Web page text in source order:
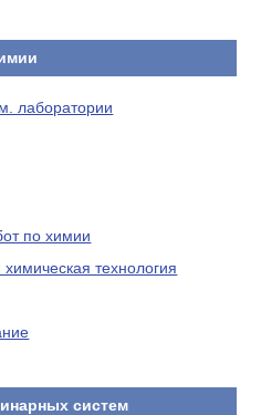
лаборатории
по химии
технология
систем